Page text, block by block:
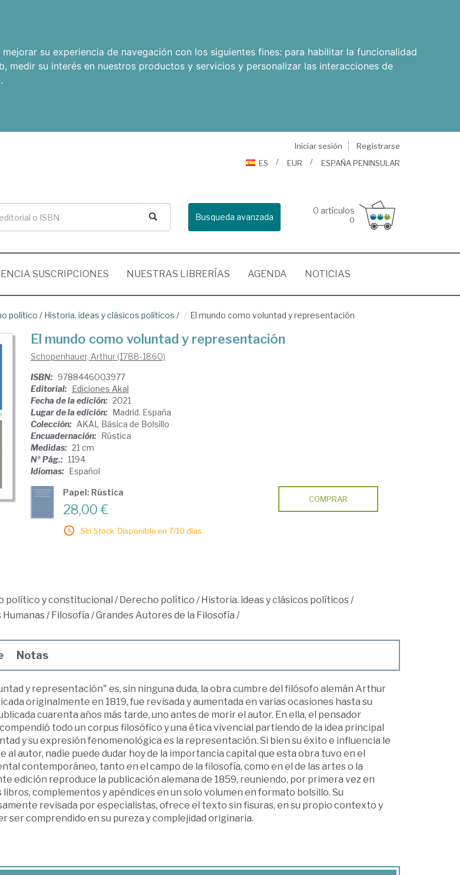
su experiencia de navegación con los siguientes fines: para habilitar la funcionalidad
, medir su interés en nuestros productos y servicios y personalizar las interacciones de
.
Iniciar sesión
Registrarse
ES
EUR ESPAÑA PENINSULAR
Busqueda avanzada
0 artículos
0
SUSCRIPCIONES NUESTRAS LIBRERÍAS AGENDA NOTICIAS
político / Historia. ideas y clásicos políticos / El mundo como voluntad y representación
El mundo como voluntad y representación
Schopenhauer, Arthur (1788-1860)
ISBN: 9788446003977
Editorial: Ediciones Akal
Fecha de la edición: 2021
Lugar de la edición: Madrid. España
Colección: AKAL Básica de Bolsillo
Encuadernación: Rústica
Medidas: 21 cm
Nº Pág.: 1194
Idiomas: Español
Papel: Rústica
28,00 €
Sin Stock. Disponible en 7/10 días.
COMPRAR
político y constitucional /Derecho político /Historia. ideas y clásicos políticos/
Humanas/Filosofía /Grandes Autores de la Filosofía /
Notas
y representación" es, sin ninguna duda, la obra cumbre del filósofo alemán Arthur
originalmente en 1819, fue revisada y aumentada en varias ocasiones hasta su
cuarenta años más tarde, uno antes de morir el autor. En ella, el pensador
todo un corpus filosófico y una ética vivencial partiendo de la idea principal
y su expresión fenomenológica es la representación. Si bien su éxito e influencia le
al autor, nadie puede dudar hoy de la importancia capital que esta obra tuvo en el
contemporáneo, tanto en el campo de la filosofía, como en el de las artes o la
edición reproduce la publicación alemana de 1859, reuniendo, por primera vez en
complementos y apéndices en un solo volumen en formato bolsillo. Su
revisada por especialistas, ofrece el texto sin fisuras, en su propio contexto y
ser comprendido en su pureza y complejidad originaria.